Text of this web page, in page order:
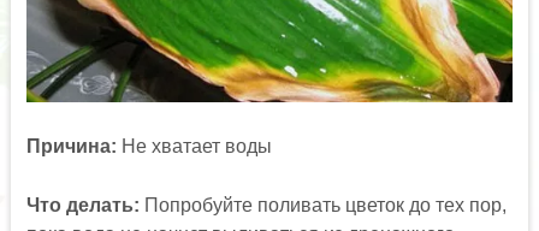
Причина: Не хватает воды
Что делать: Попробуйте поливать цветок до тех пор,